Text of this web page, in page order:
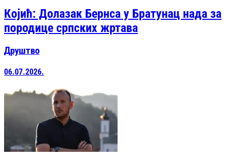
Којић: Долазак Бернса у Братунац нада за
породице српских жртава
Друштво
06.07.2026.